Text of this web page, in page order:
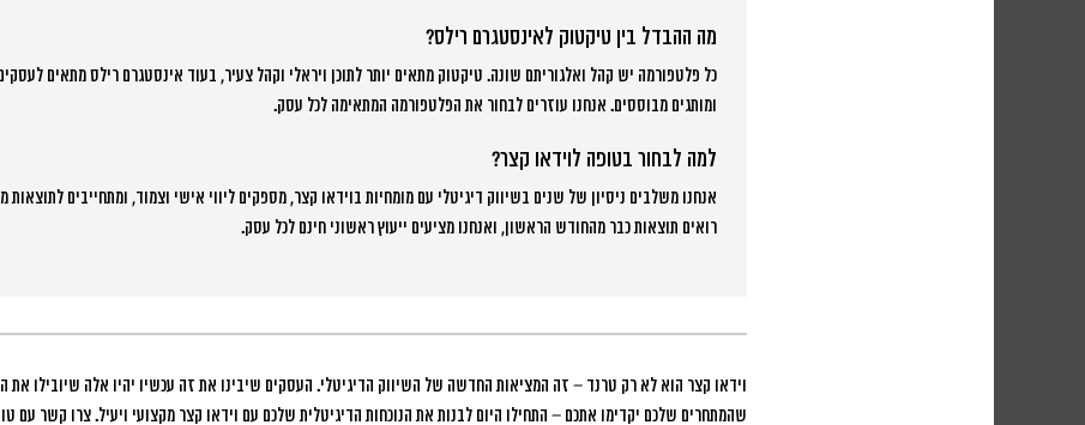
מה ההבדל בין טיקטוק לאינסטגרם רילס?
כל פלטפורמה יש קהל ואלגוריתם שונה. טיקטוק מתאים יותר לתוכן ויראלי וקהל צעיר, בעוד אינסטגרם רילס מתאים
ומותגים מבוססים. אנחנו עוזרים לבחור את הפלטפורמה המתאימה לכל עסק.
למה לבחור בטופה לוידאו קצר?
אנחנו משלבים ניסיון של שנים בשיווק דיגיטלי עם מומחיות בוידאו קצר, מספקים ליווי אישי וצמוד, ומתחייבים לתוצאות
רואים תוצאות כבר מהחודש הראשון, ואנחנו מציעים ייעוץ ראשוני חינם לכל עסק.
וידאו קצר הוא לא רק טרנד – זה המציאות החדשה של השיווק הדיגיטלי. העסקים שיבינו את זה עכשיו יהיו אלה שיובילו את
שהמתחרים שלכם יקדימו אתכם – התחילו היום לבנות את הנוכחות הדיגיטלית שלכם עם וידאו קצר מקצועי ויעיל. צרו קשר עם